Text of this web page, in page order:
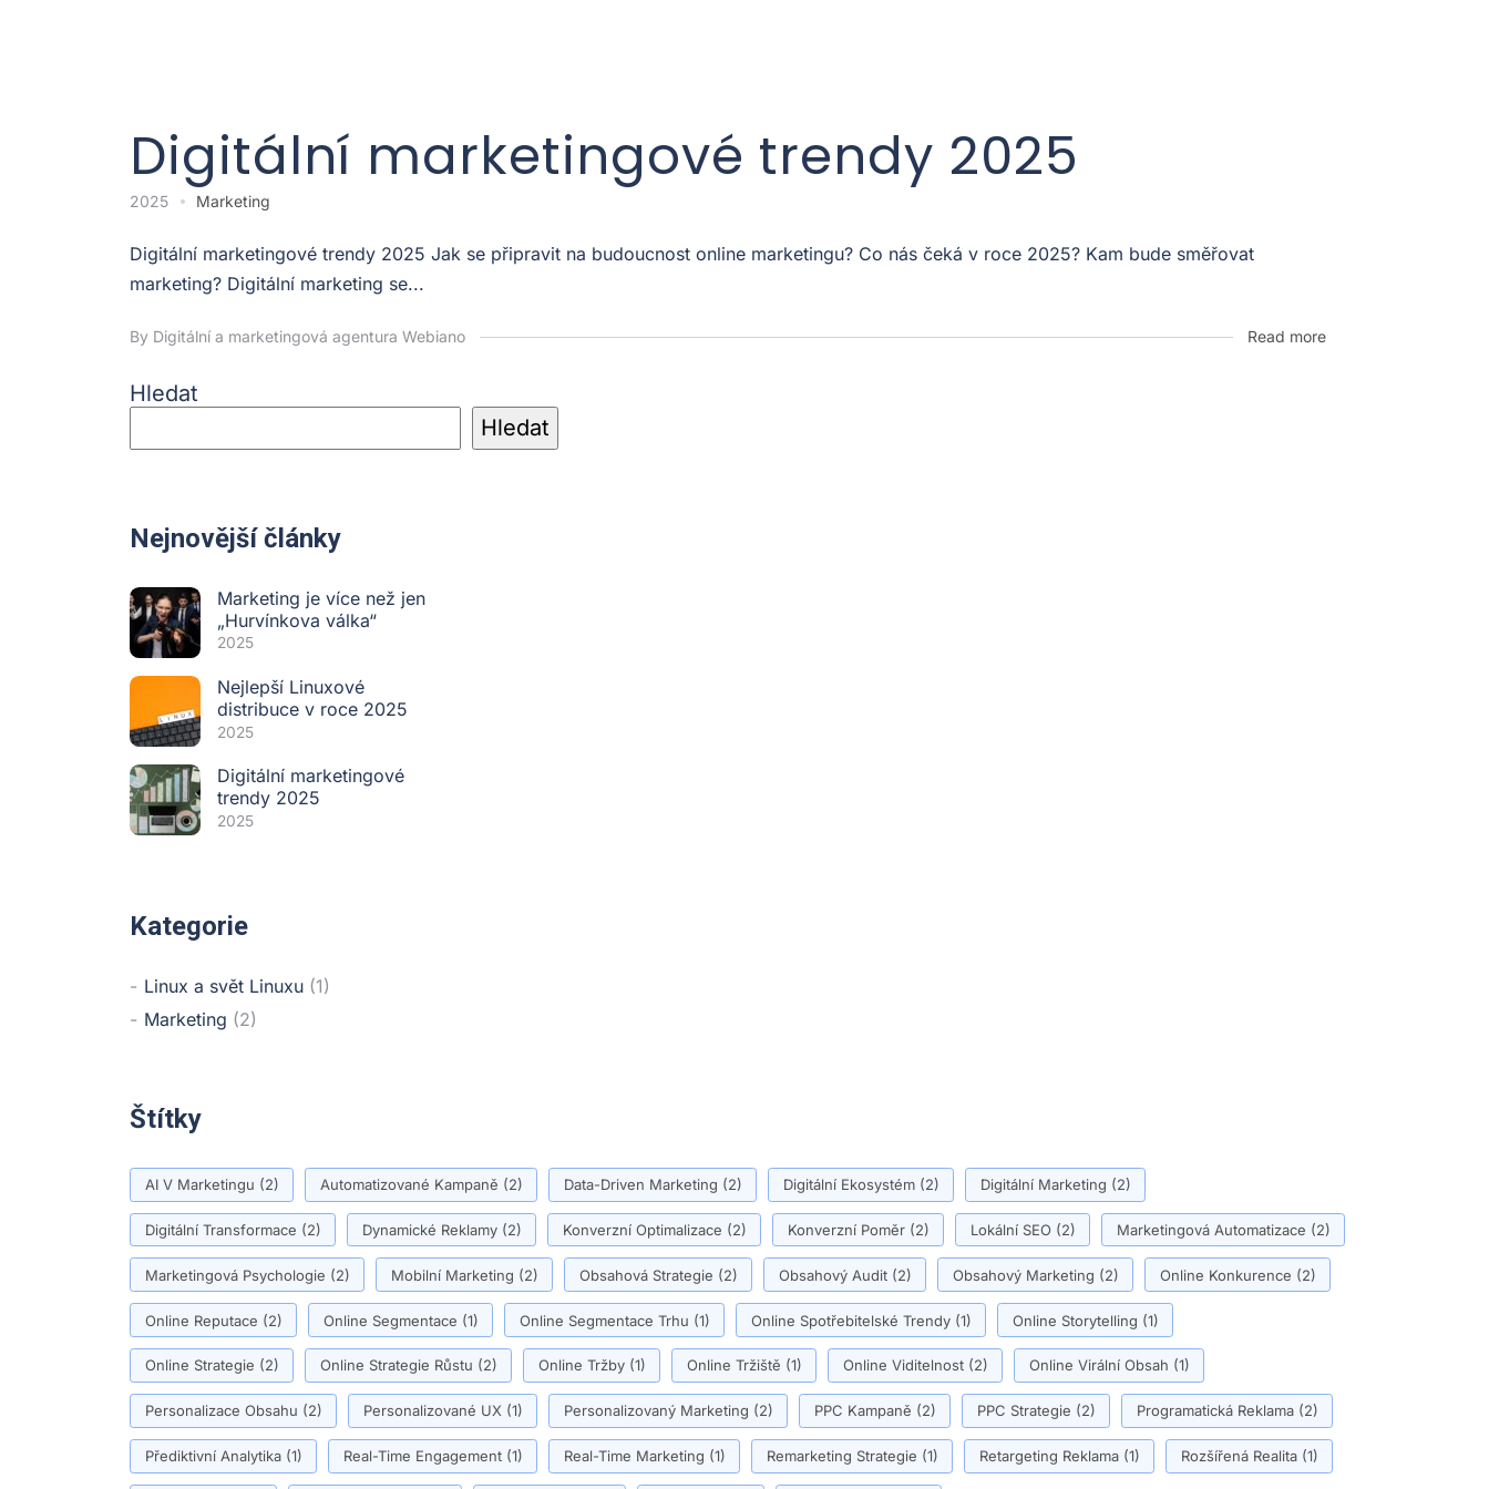
Digitální marketingové trendy 2025
2025 Marketing
Digitální marketingové trendy 2025 Jak se připravit na budoucnost online marketingu? Co nás čeká v roce 2025? Kam bude směřovat
marketing? Digitální marketing se...
By Digitální a marketingová agentura Webiano Read more
Hledat
Hledat
Nejnovější články
Marketing je více než jen
„Hurvínkova válka“
2025
Nejlepší Linuxové
distribuce v roce 2025
2025
Digitální marketingové
trendy 2025
2025
Kategorie
Linux a svět Linuxu (1)
Marketing (2)
Štítky
AI V Marketingu (2) Automatizované Kampaně (2) Data-Driven Marketing (2) Digitální Ekosystém(2) Digitální Marketing (2)
Digitální Transformace (2) Dynamické Reklamy(2) Konverzní Optimalizace (2) Konverzní Poměr(2) Lokální SEO(2) Marketingová Automatizace (2)
Marketingová Psychologie (2) Mobilní Marketing (2) Obsahová Strategie (2) Obsahový Audit(2) Obsahový Marketing (2) Online Konkurence (2)
Online Reputace (2) Online Segmentace (1) Online Segmentace Trhu (1) Online Spotřebitelské Trendy(1) Online Storytelling (1)
Online Strategie (2) Online Strategie Růstu (2) Online Tržby(1) Online Tržiště (1) Online Viditelnost(2) Online Virální Obsah (1)
Personalizace Obsahu (2) Personalizované UX(1) Personalizovaný Marketing (2) PPC Kampaně (2) PPC Strategie (2) Programatická Reklama(2)
Přediktivní Analytika(1) Real-Time Engagement(1) Real-Time Marketing (1) Remarketing Strategie (1) Retargeting Reklama(1) Rozšířená Realita(1)